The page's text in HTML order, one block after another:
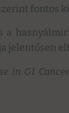
fontos
a
jelentősen
in GI